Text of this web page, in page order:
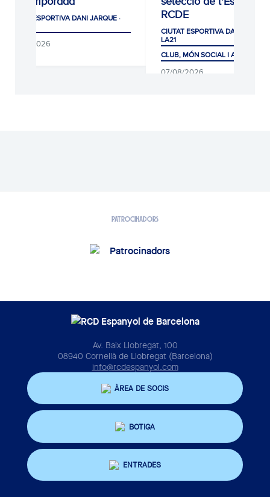
CIUTAT ESPORTIVA DANI JARQUE ·
08/08/2026
RCDE
CIUTAT ESPORTIVA DANI
LA21
CLUB, MÓN SOCIAL I AFICIÓ
07/08/2026
PATROCINADORS
Av. Baix Llobregat, 100
08940 Cornellà de Llobregat (Barcelona)
info@rcdespanyol.com
ÀREA DE SOCIS
BOTIGA
ENTRADES